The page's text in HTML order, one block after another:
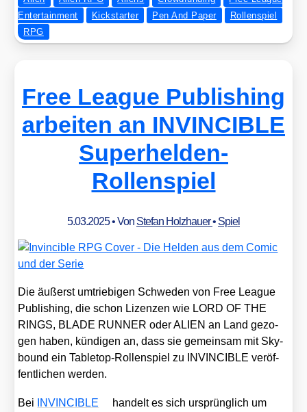
Entertainment
Kickstarter Pen And Paper
Rollenspiel
RPG
Free League Publishing
arbeiten an INVINCIBLE
Superhelden-
Rollenspiel
5.03.2025• Von Stefan Holzhauer• Spiel
Die äußerst umtrie­bi­gen Schwe­den von Free League
Publi­shing, die schon Lizen­zen wie LORD OF THE
RINGS, BLADE RUNNER oder ALIEN an Land gezo­
gen haben, kün­di­gen an, dass sie gemein­sam mit Sky­
bound ein Table­top-Rol­len­spiel zu INVINCIBLE ver­öf­
fent­li­chen wer­den.
Bei INVINCIBLE
han­delt es sich ursprüng­lich um